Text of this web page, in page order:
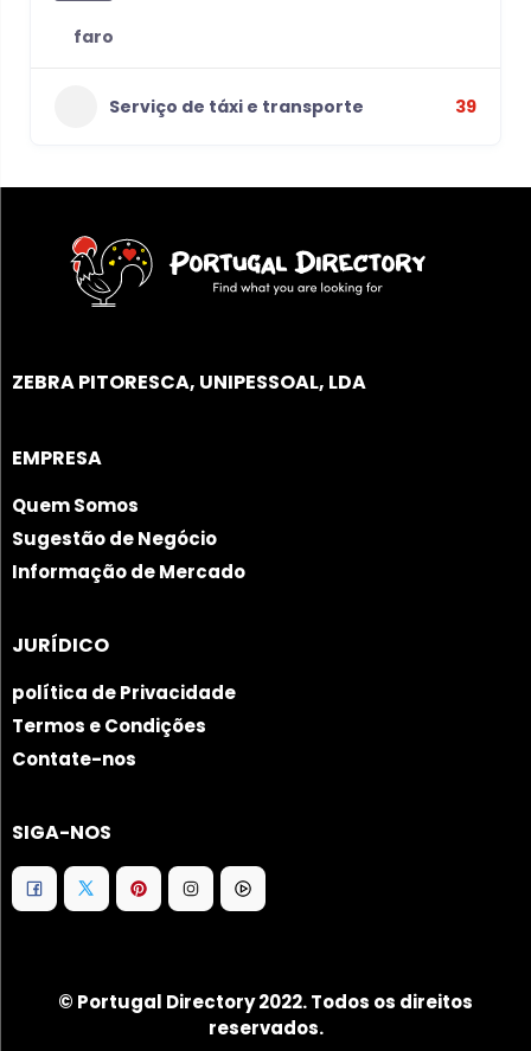
faro
Serviço de táxi e transporte 39
ZEBRA PITORESCA, UNIPESSOAL, LDA
EMPRESA
Quem Somos
Sugestão de Negócio
Informação de Mercado
JURÍDICO
política de Privacidade
Termos e Condições
Contate-nos
SIGA-NOS
© Portugal Directory 2022. Todos os direitos
reservados.